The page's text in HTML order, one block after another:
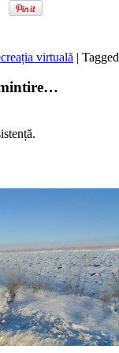
virtuală | Tagged